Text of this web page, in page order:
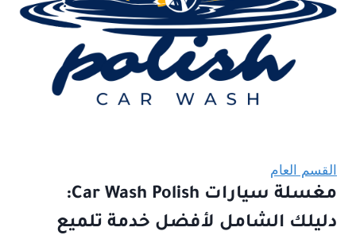
القسم العام
مغسلة سيارات Car Wash Polish:
دليلك الشامل لأفضل خدمة تلميع